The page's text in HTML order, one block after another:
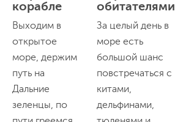
корабле
Выходим в
открытое
море, держим
путь на
Дальние
зеленцы, по
обитателями
За целый день в
море есть
большой шанс
повстречаться с
китами,
дельфинами,